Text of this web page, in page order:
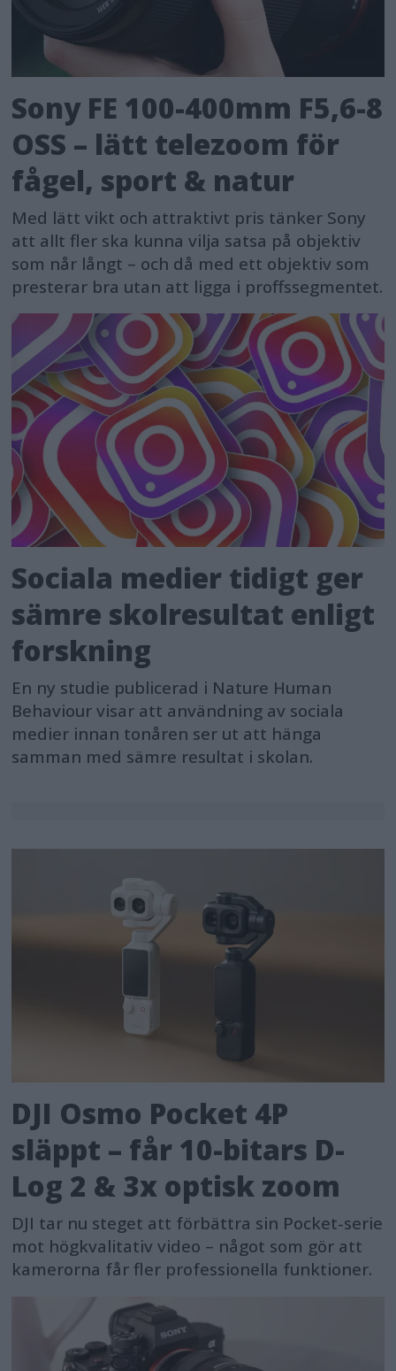
Sony FE 100-400mm F5,6-8
OSS – lätt telezoom för
fågel, sport & natur
Med lätt vikt och attraktivt pris tänker Sony
att allt fler ska kunna vilja satsa på objektiv
som når långt – och då med ett objektiv som
presterar bra utan att ligga i proffssegmentet.
Sociala medier tidigt ger
sämre skolresultat enligt
forskning
En ny studie publicerad i Nature Human
Behaviour visar att användning av sociala
medier innan tonåren ser ut att hänga
samman med sämre resultat i skolan.
DJI Osmo Pocket 4P
släppt – får 10-bitars D-
Log 2 & 3x optisk zoom
DJI tar nu steget att förbättra sin Pocket-serie
mot högkvalitativ video – något som gör att
kamerorna får fler professionella funktioner.